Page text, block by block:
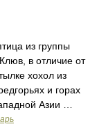
из группы
в отличие от
хохол из
и горах
Азии …